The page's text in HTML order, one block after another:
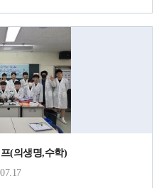
(의생명,수학)